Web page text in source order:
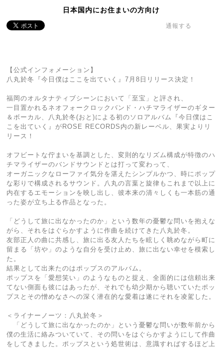
日本国内にお住まいの方向け
通報する
【公式インフォメーション】
八丸於冬『今日僕はここを出ていく』7月8日リリース決定！
福岡のオルタナティブシーンにおいて「至宝」と評され、
一目置かれるネオフォークロックバンド・ハチマライザーのギター
＆ボーカル、八丸於冬(おと)による初のソロアルバム『今日僕はこ
こを出ていく』がROSE RECORDS内の新レーベル、果実よりリ
リース！
オフビートな佇まいを基調とした、変則的なリズム構成が特徴のハ
チマライザーのバンドサウンドとは打って変わって、
オーガニックなローファイ気分を湛えたシンプルかつ、時にポップ
な彩りで構成されるサウンド。八丸の言葉と旋律もこれまで以上に
内在するエモーションを映し出し、彼本来の清々しくも一本筋の通
った姿が立ち上る作品となった。
「どうして旅に出なかったのか」という数年の憂鬱な問いを抱えな
がら、それをはぐらかすように作曲を続けてきた八丸於冬。
友部正人の曲に共感し、旅に出る友人たちを眩しく眺めながら町に
留まる「坊や」のような自分を受け止め、旅に出ない幸せを模索し
た。
結果として出来たのはポップスのアルバム。
ポップスを「愛想笑い」のようなものと捉え、全面的には信頼出来
てない側面も彼にはあったが、それでも幼少期から聴いていたポッ
プスとその憎めなさへの深く潜在的な愛着は遂にそれを凌駕した。
＜ライナーノーツ：八丸於冬＞
「どうして旅に出なかったのか」という憂鬱な問いが数年前から
僕の生活に絡みついていて、その問いをはぐらかすようにして作曲
をしてきました。ポップスという処世術は、意識すればするほど上